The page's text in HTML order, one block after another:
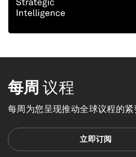
每周 议程
每周为您呈现推动全球议程的紧
立即订阅